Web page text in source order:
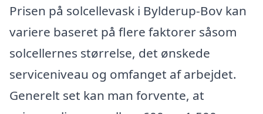
Prisen på solcellevask i Bylderup-Bov kan
variere baseret på flere faktorer såsom
solcellernes størrelse, det ønskede
serviceniveau og omfanget af arbejdet.
Generelt set kan man forvente, at